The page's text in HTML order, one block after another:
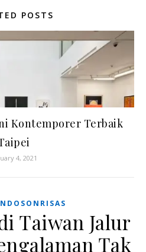
POSTS
Kontemporer Terbaik
4, 2021
Taiwan Jalur
Tak